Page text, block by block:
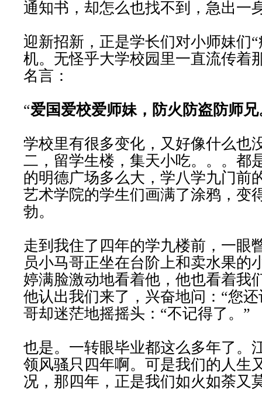
通知书，却怎么也找不到，急出一
迎新招新，正是学长们对小师妹们
机。无怪乎大学校园里一直流传着
名言：
“爱国爱校爱师妹，防火防盗防师兄
学校里有很多变化，又好像什么也
二，留学生楼，集天小吃。。。都
的明德广场多么大，学八学九门前
艺术学院的学生们画满了涂鸦，变
勃。
走到我住了四年的学九楼前，一眼
员小马哥正坐在台阶上和卖水果的
婷满脸激动地看着他，他也看着我
他认出我们来了，兴奋地问：“您
哥却迷茫地摇摇头：“不记得了。”
也是。一转眼毕业都这么多年了。
领风骚只四年啊。可是我们的人生
况，那四年，正是我们如火如荼又